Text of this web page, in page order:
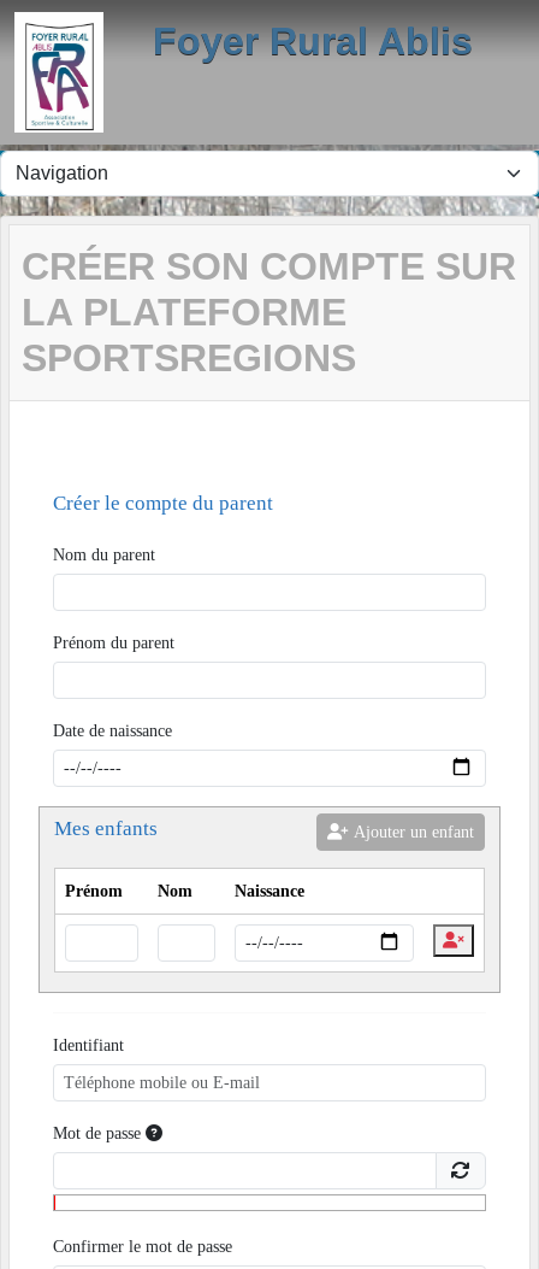
Foyer Rural Ablis
CRÉER SON COMPTE SUR
LA PLATEFORME
SPORTSREGIONS
Créer le compte du parent
Nom du parent
Prénom du parent
Date de naissance
Mes enfants Ajouter un enfant
Prénom Nom Naissance
Identifiant
Mot de passe
Confirmer le mot de passe
Panneau de gestion des cookies